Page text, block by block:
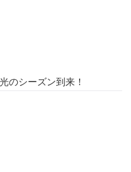
のシーズン到来！